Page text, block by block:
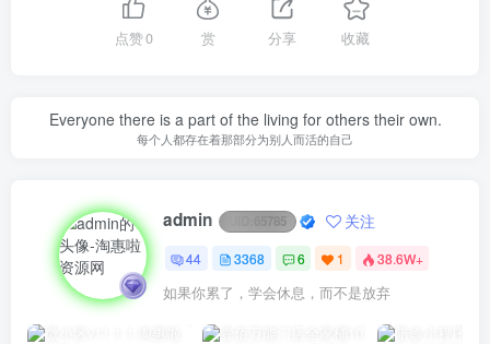
点赞0 赏 分享 收藏
Everyone there is a part of the living for others their own.
每个人都存在着那部分为别人而活的自己
admin 65785 关注
44 3368 6 1 38.6W+
如果你累了，学会休息，而不是放弃